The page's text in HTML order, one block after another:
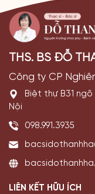
THS. BS ĐỖ
Công ty CP
Biệt thự B31
Nội
098.991.3935
LIÊN KẾT HỮU ÍCH